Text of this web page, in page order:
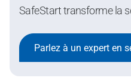
SafeStart transforme la
Parlez à un expert en